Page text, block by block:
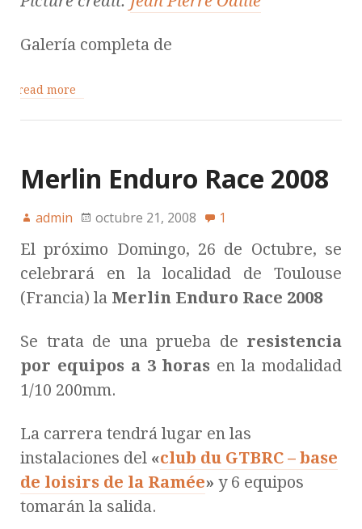
Galería completa de
read more
Merlin Enduro Race 2008
admin octubre 21, 2008 1
El próximo Domingo, 26 de Octubre, se
celebrará en la localidad de Toulouse
(Francia) la Merlin Enduro Race 2008
Se trata de una prueba de resistencia
por equipos a 3 horas en la modalidad
1/10 200mm.
La carrera tendrá lugar en las
instalaciones del «club du GTBRC – base
de loisirs de la Ramée» y 6 equipos
tomarán la salida.